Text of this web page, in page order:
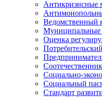
Антикризисные
Ведомственный
Муниципальные
Оценка
Социально-
Социальный
Стандарт